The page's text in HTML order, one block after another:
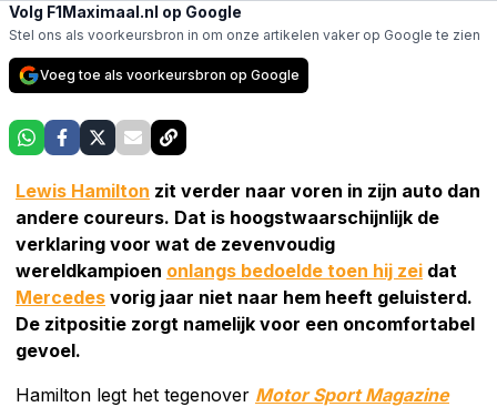
Volg F1Maximaal.nl op Google
Stel ons als voorkeursbron in om onze artikelen vaker op Google te zien
Voeg toe als voorkeursbron op Google
Lewis Hamilton zit verder naar voren in zijn auto dan
andere coureurs. Dat is hoogstwaarschijnlijk de
verklaring voor wat de zevenvoudig
wereldkampioen onlangs bedoelde toen hij zei dat
Mercedes vorig jaar niet naar hem heeft geluisterd.
De zitpositie zorgt namelijk voor een oncomfortabel
gevoel.
Hamilton legt het tegenover Motor Sport Magazine